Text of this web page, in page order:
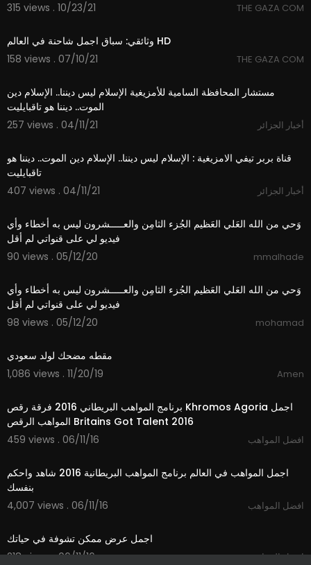
315 views . 10/23/21
THE GAZA COM
وثائقي: سباق اجمل شاحنة في العالم HD
158 views . 07/10/21
THE GAZA COM
مستشار المحافظة السامية للأمزيغية الإسلام ليس ديننا.. الإسلام دين
الموت.. ديننا هو تاقبايليت
257 views . 04/11/21
أخبار الجزائر
قناة بربر تيفي الامزيغية : الإسلام ليس ديننا.. الإسلام دين الموت.. ديننا هو
تاقبايليت
407 views . 04/11/21
أخبار الجزائر
وَحي من الله العَلي العَظيم الجُزء الثامِن والعـــــشرون ليس به أخطاء وأي
فيديو لي على قنواتي لم أقل
90 views . 05/12/20
mmalhade
وَحي من الله العَلي العَظيم الجُزء الثامِن والعـــــشرون ليس به أخطاء وأي
فيديو لي على قنواتي لم أقل
98 views . 05/12/20
mohamad
مقطه مضحك لولد سعودي
1,086 views . 11/20/19
Amen
برنامج المواهب البريطاني 2016 فرقة رقص Khromos Agoria اجمل
المواهب الرقص Britains Got Talent 2016
459 views . 06/11/16
افضل المواهب
اجمل المواهب في العالم برنامج المواهب البريطانية 2016 شاهد واحكم
بنفسك
4,007 views . 06/11/16
افضل المواهب
اجمل عرض ممكن تشوفة في حياتك
218 views . 06/11/16
افضل المواهب